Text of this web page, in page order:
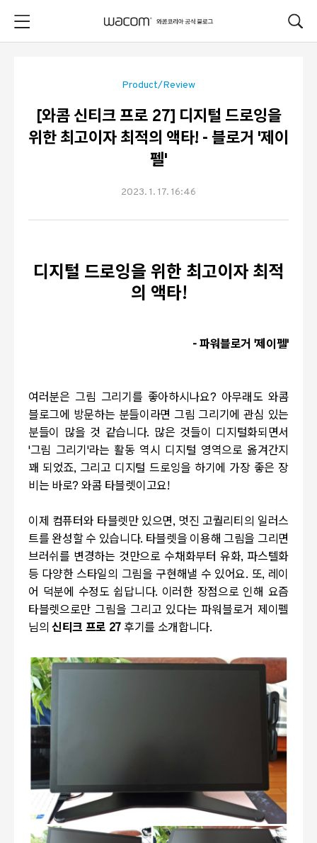
Product/Review
[와콤 신티크 프로 27] 디지털 드로잉을
위한 최고이자 최적의 액타! - 블로거 '제이
펠'
2023. 1. 17. 16:46
디지털 드로잉을 위한 최고이자 최적
의 액타!
- 파워블로거 '제이펠'
여러분은 그림 그리기를 좋아하시나요? 아무래도 와콤
블로그에 방문하는 분들이라면 그림 그리기에 관심 있는
분들이 많을 것 같습니다. 많은 것들이 디지털화되면서
'그림 그리기'라는 활동 역시 디지털 영역으로 옮겨간지
꽤 되었죠, 그리고 디지털 드로잉을 하기에 가장 좋은 장
비는 바로? 와콤 타블렛이고요!
이제 컴퓨터와 타블렛만 있으면, 멋진 고퀄리티의 일러스
트를 완성할 수 있습니다. 타블렛을 이용해 그림을 그리면
브러쉬를 변경하는 것만으로 수채화부터 유화, 파스텔화
등 다양한 스타일의 그림을 구현해낼 수 있어요. 또, 레이
어 덕분에 수정도 쉽답니다. 이러한 장점으로 인해 요즘
타블렛으로만 그림을 그리고 있다는 파워블로거 제이펠
님의신티크 프로 27 후기를 소개합니다.